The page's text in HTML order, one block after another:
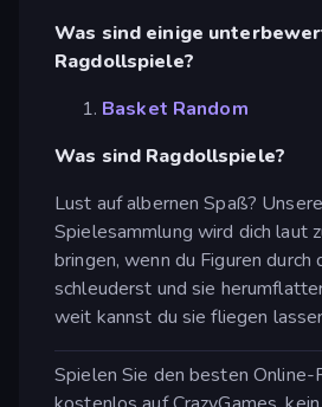
Was sind einige
Ragdollspiele?
Basket Random
Was sind Ragdollspiele?
Lust auf albernen Spaß?
Spielesammlung wird dich laut
bringen, wenn du Figuren durch
schleuderst und sie
weit kannst du sie fliegen
Spielen Sie den besten